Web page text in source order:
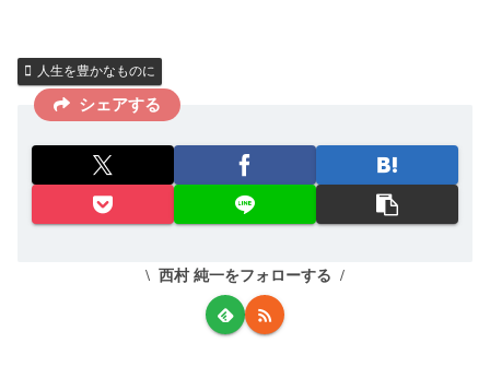
人生を豊かなものに
シェアする
西村 純一をフォローする